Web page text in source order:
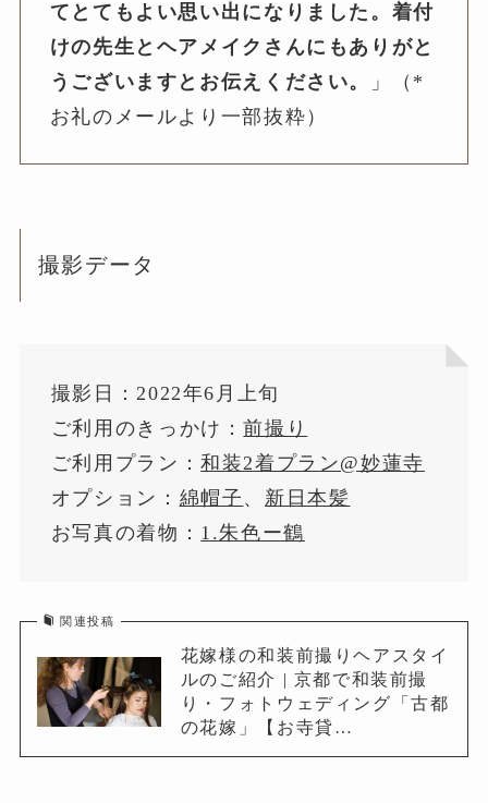
てとてもよい思い出になりました。着付
けの先生とヘアメイクさんにもありがと
うございますとお伝えください。
」（*
お礼のメールより一部抜粋）
撮影データ
撮影日：2022年6月上旬
ご利用のきっかけ：前撮り
ご利用プラン：和装2着プラン@妙蓮寺
オプション： 綿帽子 、 新日本髪
お写真の着物： 1.朱色ー鶴
関連投稿
花嫁様の和装前撮りヘアスタイ
ルのご紹介 | 京都で和装前撮
り・フォトウェディング「古都
の花嫁」【お寺貸…